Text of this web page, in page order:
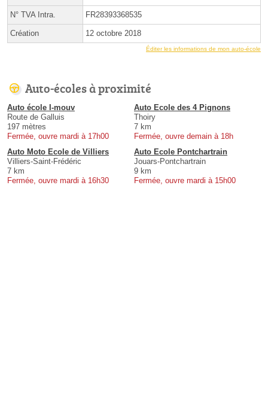
N° TVA Intra. FR28393368535
Création 12 octobre 2018
Éditer les informations de mon auto-école
Auto-écoles à proximité
Auto école I-mouv
Route de Galluis
197 mètres
Fermée, ouvre mardi à 17h00
Auto Ecole des 4 Pignons
Thoiry
7 km
Fermée, ouvre demain à 18h
Auto Moto Ecole de Villiers
Villiers-Saint-Frédéric
7 km
Fermée, ouvre mardi à 16h30
Auto Ecole Pontchartrain
Jouars-Pontchartrain
9 km
Fermée, ouvre mardi à 15h00